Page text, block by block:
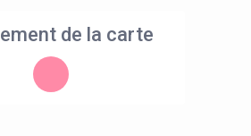
de la carte